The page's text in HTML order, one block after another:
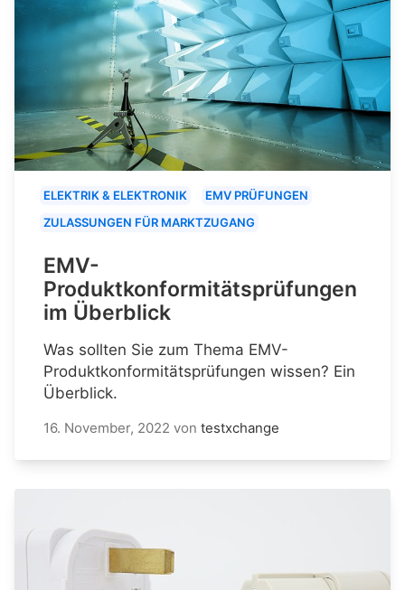
ELEKTRIK & ELEKTRONIK
EMV PRÜFUNGEN
ZULASSUNGEN FÜR MARKTZUGANG
EMV-
Produktkonformitätsprüfungen
im Überblick
Was sollten Sie zum Thema EMV-
Produktkonformitätsprüfungen wissen? Ein
Überblick.
16. November, 2022 von testxchange